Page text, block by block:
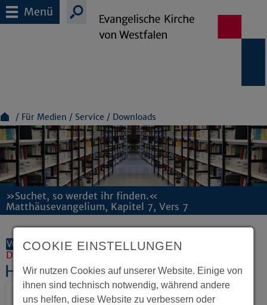
Menü
Für Medien Service Downloads
»Suchet, so werdet ihr finden.«
Matthäusevangelium, Kapitel 7, Vers 7
VORLESEN
Dokumente und Downloads
Haushaltsbuch 2025
COOKIE EINSTELLUNGEN
Wir nutzen Cookies auf unserer Website. Einige von
ihnen sind technisch notwendig, während andere
uns helfen, diese Website zu verbessern oder